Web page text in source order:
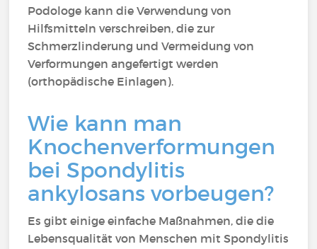
Podologe kann die Verwendung von
Hilfsmitteln verschreiben, die zur
Schmerzlinderung und Vermeidung von
Verformungen angefertigt werden
(orthopädische Einlagen).
Wie kann man
Knochenverformungen
bei Spondylitis
ankylosans vorbeugen?
Es gibt einige einfache Maßnahmen, die die
Lebensqualität von Menschen mit Spondylitis